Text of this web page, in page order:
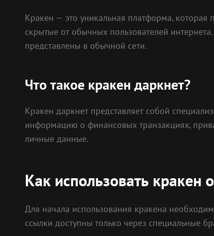
Кракен — это уникальная платформа,
скрытые от обычных пользователей
представлены в обычной сети.
Что такое кракен даркнет?
Кракен даркнет представляет собой
информацию о финансовых транзакциях,
личные данные.
Как использовать кракен
Для начала использования кракена
ссылки доступны только через специальные